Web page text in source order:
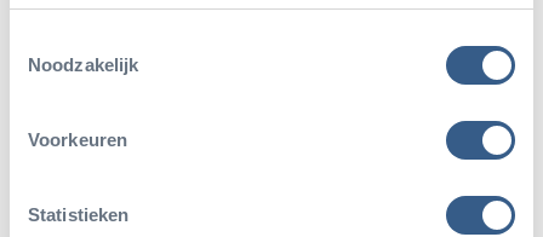
Noodzakelijk
Voorkeuren
Statistieken
haaienkijker hield op zijn beurt de duikploegleider
slot stonden er nog vier personen langs de kant die
dat als een goed geoliede machine zijn werk deed.